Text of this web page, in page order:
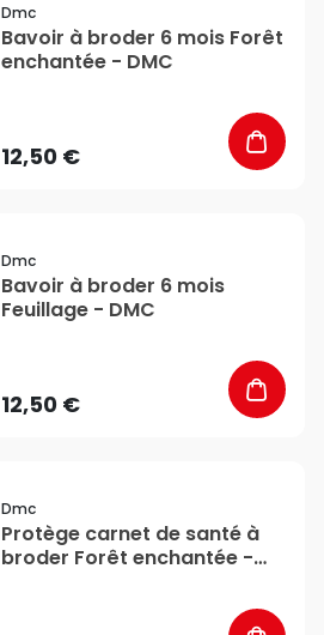
Dmc
Bavoir à broder 6 mois Forêt
enchantée - DMC
12,50 €
Dmc
Bavoir à broder 6 mois
Feuillage - DMC
12,50 €
Dmc
Protège carnet de santé à
broder Forêt enchantée -